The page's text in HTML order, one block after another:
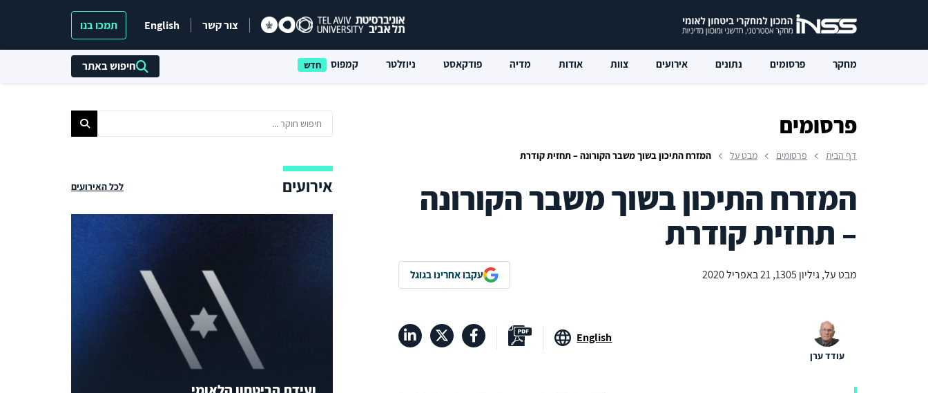
צור קשר English תמכו בנו
מחקר פרסומים נתונים אירועים צוות אודות מדיה פודקאסט ניוזלטר קמפוס חיפוש באתר
פרסומים
דף הבית פרסומים מבט על המזרח התיכון בשוך משבר הקורונה – תחזית קודרת
המזרח התיכון בשוך משבר הקורונה
– תחזית קודרת
מבט על, גיליון 1305, 21 באפריל 2020 עקבו אחרינו בגוגל
English
עודד ערן
אירועים לכל האירועים